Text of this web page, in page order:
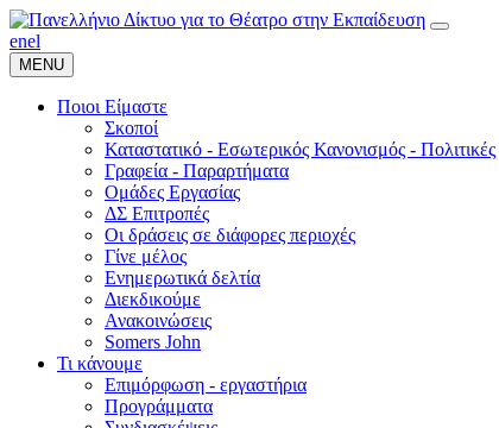
enel
MENU
Ποιοι Είμαστε
Σκοποί
Καταστατικό - Εσωτερικός Κανονισμός - Πολιτικές
Γραφεία - Παραρτήματα
Ομάδες Εργασίας
ΔΣ Επιτροπές
Οι δράσεις σε διάφορες περιοχές
Γίνε μέλος
Ενημερωτικά δελτία
Διεκδικούμε
Ανακοινώσεις
Somers John
Τι κάνουμε
Επιμόρφωση - εργαστήρια
Προγράμματα